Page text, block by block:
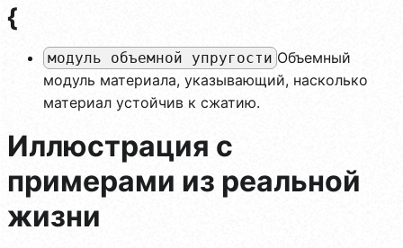
{
модуль объемной упругости Объемный
модуль материала, указывающий, насколько
материал устойчив к сжатию.
Иллюстрация с
примерами из реальной
жизни